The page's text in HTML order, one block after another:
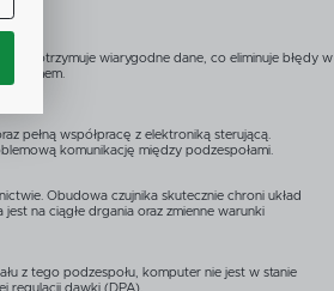
otrzymuje wiarygodne dane, co eliminuje błędy w
pełną współpracę z elektroniką sterującą.
komunikację między podzespołami.
Obudowa czujnika skutecznie chroni układ
na ciągłe drgania oraz zmienne warunki
z tego podzespołu, komputer nie jest w stanie
regulacji dawki (DPA).